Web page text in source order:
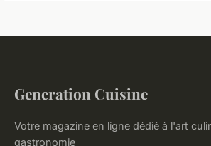
Generation Cuisine
Votre magazine en ligne dédié à l'art
gastronomie